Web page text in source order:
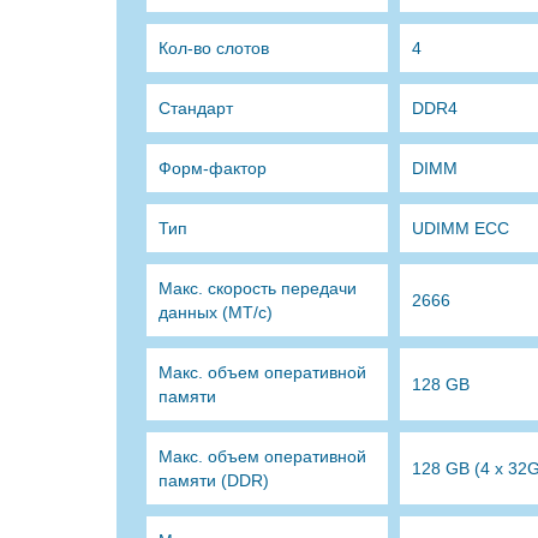
Кол-во слотов 4
Стандарт DDR4
Форм-фактор DIMM
Тип UDIMM ECC
Макс. скорость передачи
данных (МТ/с)
2666
Макс. объем оперативной
памяти
128 GB
Макс. объем оперативной
памяти (DDR)
128 GB (4 x